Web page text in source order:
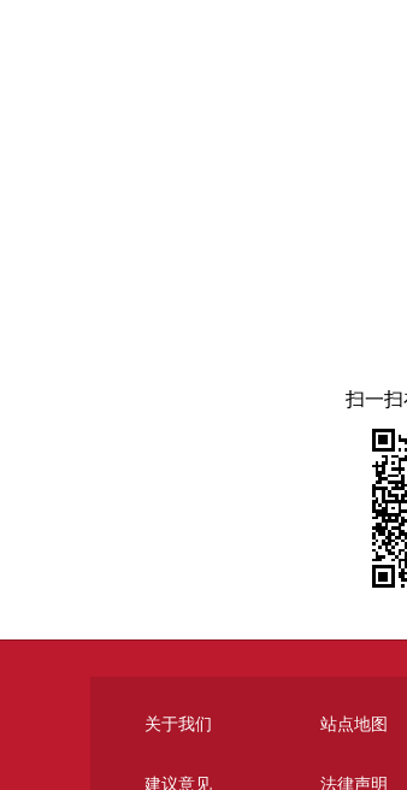
扫一
关于我们 站点地图
建议意见 法律声明